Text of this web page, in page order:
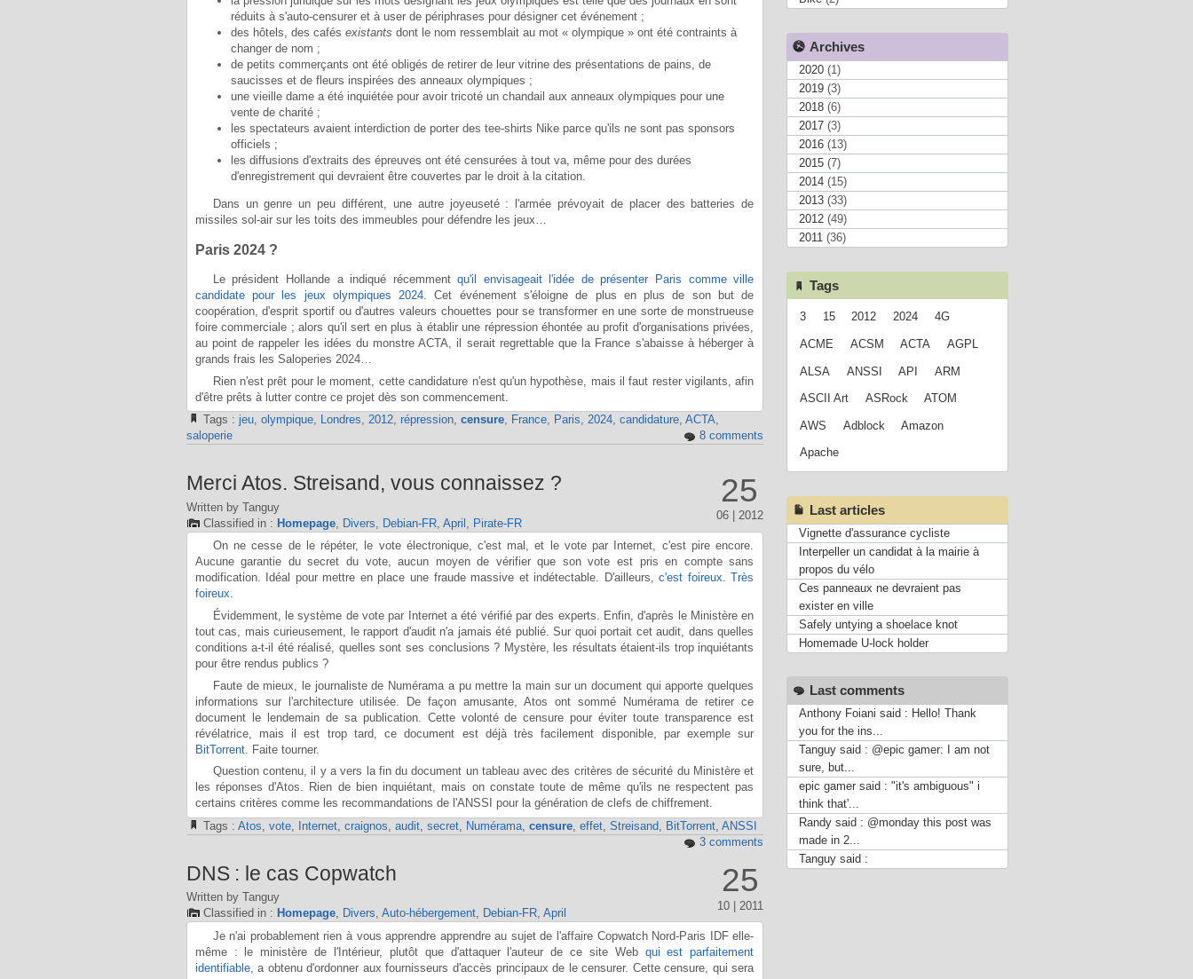
réduits à s'auto-censurer et à user de périphrases pour désigner cet événement ;
des hôtels, des cafés existants dont le nom ressemblait au mot « olympique » ont été contraints à
changer de nom ;
de petits commerçants ont été obligés de retirer de leur vitrine des présentations de pains, de
saucisses et de fleurs inspirées des anneaux olympiques ;
une vieille dame a été inquiétée pour avoir tricoté un chandail aux anneaux olympiques pour une
vente de charité ;
les spectateurs avaient interdiction de porter des tee-shirts Nike parce qu'ils ne sont pas sponsors
officiels ;
les diffusions d'extraits des épreuves ont été censurées à tout va, même pour des durées
d'enregistrement qui devraient être couvertes par le droit à la citation.
Dans un genre un peu différent, une autre joyeuseté : l'armée prévoyait de placer des batteries de
missiles sol-air sur les toits des immeubles pour défendre les jeux…
Paris 2024 ?
Le président Hollande a indiqué récemmentqu'il envisageait l'idée de présenter Paris comme ville
candidate pour les jeux olympiques 2024. Cet événement s'éloigne de plus en plus de son but de
coopération, d'esprit sportif ou d'autres valeurs chouettes pour se transformer en une sorte de monstrueuse
foire commerciale ; alors qu'il sert en plus à établir une répression éhontée au profit d'organisations privées,
au point de rappeler les idées du monstre ACTA, il serait regrettable que la France s'abaisse à héberger à
grands frais les Saloperies 2024…
Rien n'est prêt pour le moment, cette candidature n'est qu'un hypothèse, mais il faut rester vigilants, afin
d'être prêts à lutter contre ce projet dès son commencement.
Tags : jeu, olympique, Londres, 2012, répression, censure, France, Paris, 2024, candidature, ACTA,
saloperie
8 comments
25
06 | 2012
Merci Atos. Streisand, vous connaissez ?
Written by Tanguy
Classified in : Homepage, Divers Debian-FR, April
Pirate-FR
On ne cesse de le répéter, le vote électronique, c'est mal, et le vote par Internet, c'est pire encore.
Aucune garantie du secret du vote, aucun moyen de vérifier que son vote est pris en compte sans
modification. Idéal pour mettre en place une fraude massive et indétectable. D'ailleurs,c'est foireux.Très
foireux.
Évidemment, le système de vote par Internet a été vérifié par des experts. Enfin, d'après le Ministère en
tout cas, mais curieusement, le rapport d'audit n'a jamais été publié. Sur quoi portait cet audit, dans quelles
conditions a-t-il été réalisé, quelles sont ses conclusions ? Mystère, les résultats étaient-ils trop inquiétants
pour être rendus publics ?
Faute de mieux, le journaliste de Numérama a pu mettre la main sur un document qui apporte quelques
informations sur l'architecture utilisée. De façon amusante, Atos ont sommé Numérama de retirer ce
document le lendemain de sa publication. Cette volonté de censure pour éviter toute transparence est
révélatrice, mais il est trop tard, ce document est déjà très facilement disponible, par exemple sur
BitTorrent. Faite tourner.
Question contenu, il y a vers la fin du document un tableau avec des critères de sécurité du Ministère et
les réponses d'Atos. Rien de bien inquiétant, mais on constate toute de même qu'ils ne respectent pas
certains critères comme les recommandations de l'ANSSI pour la génération de clefs de chiffrement.
Tags : Atos vote, Internet, craignos audit, secret, Numérama, censure, effet, Streisand BitTorrent, ANSSI
3 comments
25
10 | 2011
DNS : le cas Copwatch
Written by Tanguy
Classified in : Homepage, Divers, Auto-hébergement, Debian-FR, April
Je n'ai probablement rien à vous apprendre apprendre au sujet de l'affaire Copwatch Nord-Paris IDF elle-
même : le ministère de l'Intérieur, plutôt que d'attaquer l'auteur de ce site Web qui est parfaitement
identifiable, a obtenu d'ordonner aux fournisseurs d'accès principaux de le censurer. Cette censure, qui sera
Archives
2020(1)
2019(3)
2018(6)
2017(3)
2016(13)
2015(7)
2014(15)
2013(33)
2012(49)
2011(36)
Tags
3 15 2012 2024 4G
ACME ACSM ACTA AGPL
ALSA ANSSI API ARM
ASCII Art ASRock ATOM
AWS Adblock Amazon
Apache
Last articles
Vignette d'assurance cycliste
Interpeller un candidat à la mairie à
propos du vélo
Ces panneaux ne devraient pas
exister en ville
Safely untying a shoelace knot
Homemade U-lock holder
Last comments
Anthony Foiani said : Hello! Thank
you for the ins...
Tanguy said : @epic gamer: I am not
sure, but...
epic gamer said : "it's ambiguous" i
think that'...
Randy said : @monday this post was
made in 2...
Tanguy said :